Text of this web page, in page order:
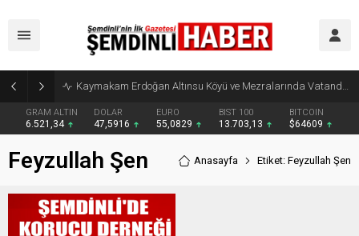
Kaymakam Erdoğan Altınsu Köyü ve Mezralarında Vatandaşlarla Buluştu
GRAM ALTIN
6.521,34
DOLAR
47,5916
EURO
55,0829
BIST 100
13.703,13
BITCOIN
$64609
Feyzullah Şen Anasayfa Etiket: Feyzullah Şen